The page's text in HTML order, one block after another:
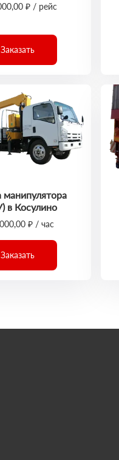
₽ / рейс
Заказать
манипулятора
в Косулино
₽ / час
Заказать